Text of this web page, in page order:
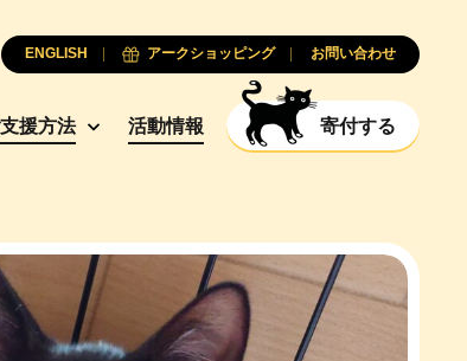
援方法 活動情報 寄付する
ENGLISH アークショッピング お問い合わせ